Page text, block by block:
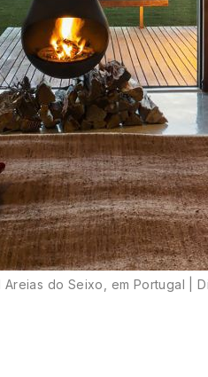
Areias do Seixo, em Portugal |